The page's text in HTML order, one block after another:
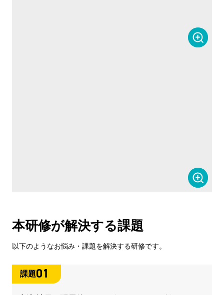
本研修が解決する課題
以下のようなお悩み・課題を解決する研修です。
課題01